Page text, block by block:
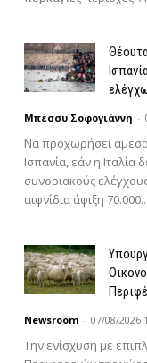
Μπέσσυ Σοφογιάννη -
Να προχωρήσει
Ισπανία, εάν η Ιταλία
συνοριακούς
αιφνίδια άφιξη 70.000...
Newsroom - 07/08/2026
Την ενίσχυση με